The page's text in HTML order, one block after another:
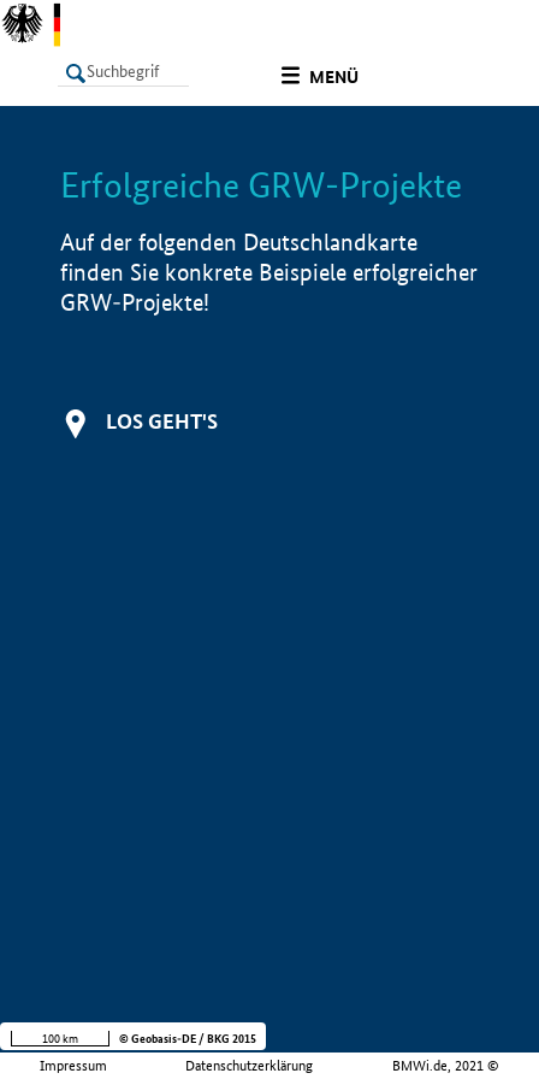
MENÜ
LISTE Info
Erfolgreiche GRW-Projekte
Auf der folgenden Deutschlandkarte
finden Sie konkrete Beispiele erfolgreicher
GRW-Projekte!
LOS GEHT'S
Impressum Datenschutzerklärung BMWi.de, 2021 ©
100 km © Geobasis-DE / BKG 2015